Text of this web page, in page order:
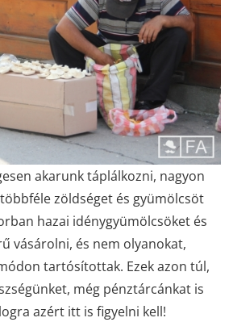
akarunk táplálkozni, nagyon
zöldséget és gyümölcsöt
hazai idénygyümölcsöket és
vásárolni, és nem olyanokat,
tartósítottak. Ezek azon túl,
még pénztárcánkat is
azért itt is figyelni kell!